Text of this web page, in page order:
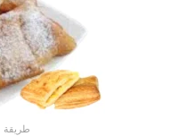
طريقة